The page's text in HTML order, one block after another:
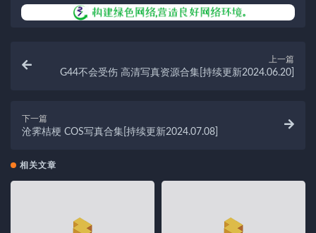
上一篇
G44不会受伤 高清写真资源合集[持续更新2024.06.20]
下一篇
沧霁桔梗 COS写真合集[持续更新2024.07.08]
相关文章